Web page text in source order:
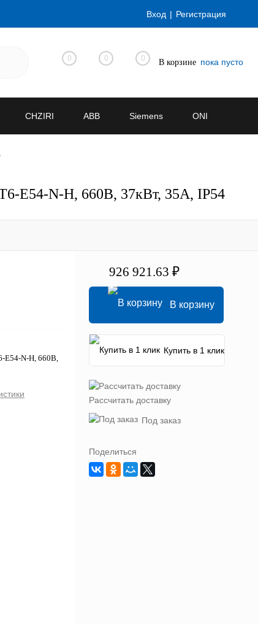
Вход Регистрация
0 0 0 В корзине пока пусто
CHZIRI ABB Siemens ONI
E54-N-H, 660В, 37кВт, 35А, IP54
E54-N-H, 660В,
926 921.63 ₽
В корзину
Купить в 1 клик
Рассчитать доставку
Под заказ
Поделиться